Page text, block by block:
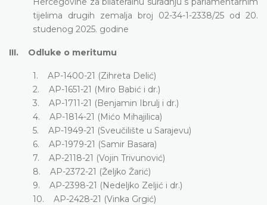
tijelima drugih zemalja broj 02-34-1-2338/25 od 20.
studenog 2025. godine
III. Odluke o meritumu
1. AP-1400-21 (Zihreta Delić)
2. AP-1651-21 (Miro Babić i dr.)
3. AP-1711-21 (Benjamin Ibrulj i dr.)
4. AP-1814-21 (Mićo Mihajilica)
5. AP-1949-21 (Sveučilište u Sarajevu)
6. AP-1979-21 (Samir Basara)
7. AP-2118-21 (Vojin Trivunović)
8. AP-2372-21 (Željko Žarić)
9. AP-2398-21 (Nedeljko Zeljić i dr.)
10. AP-2428-21 (Vinka Grgić)